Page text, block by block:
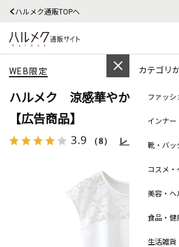
ハルメク通販TOPへ
カテゴリ
ファッシ
インナー
靴・バッ
コスメ・
美容・ヘ
食品・健
生活雑貨
WEB限定
ハルメク 涼感華やかインナー
【広告商品】
3.9 （8） レビューを見